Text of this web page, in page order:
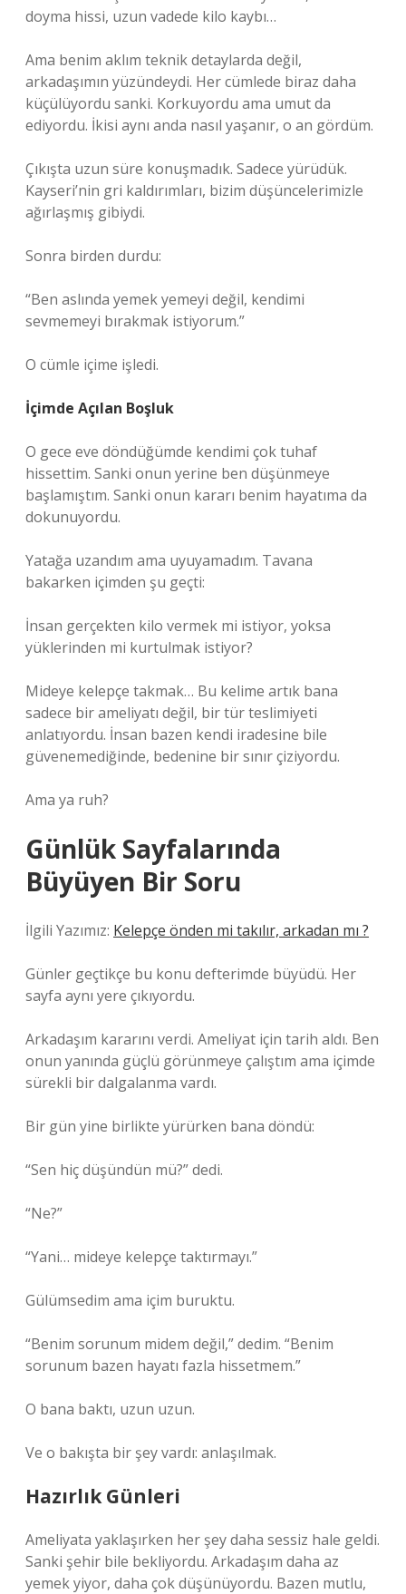
doyma hissi, uzun vadede kilo kaybı…
Ama benim aklım teknik detaylarda değil,
arkadaşımın yüzündeydi. Her cümlede biraz daha
küçülüyordu sanki. Korkuyordu ama umut da
ediyordu. İkisi aynı anda nasıl yaşanır, o an gördüm.
Çıkışta uzun süre konuşmadık. Sadece yürüdük.
Kayseri’nin gri kaldırımları, bizim düşüncelerimizle
ağırlaşmış gibiydi.
Sonra birden durdu:
“Ben aslında yemek yemeyi değil, kendimi
sevmemeyi bırakmak istiyorum.”
O cümle içime işledi.
İçimde Açılan Boşluk
O gece eve döndüğümde kendimi çok tuhaf
hissettim. Sanki onun yerine ben düşünmeye
başlamıştım. Sanki onun kararı benim hayatıma da
dokunuyordu.
Yatağa uzandım ama uyuyamadım. Tavana
bakarken içimden şu geçti:
İnsan gerçekten kilo vermek mi istiyor, yoksa
yüklerinden mi kurtulmak istiyor?
Mideye kelepçe takmak… Bu kelime artık bana
sadece bir ameliyatı değil, bir tür teslimiyeti
anlatıyordu. İnsan bazen kendi iradesine bile
güvenemediğinde, bedenine bir sınır çiziyordu.
Ama ya ruh?
Günlük Sayfalarında
Büyüyen Bir Soru
İlgili Yazımız: Kelepçe önden mi takılır, arkadan mı ?
Günler geçtikçe bu konu defterimde büyüdü. Her
sayfa aynı yere çıkıyordu.
Arkadaşım kararını verdi. Ameliyat için tarih aldı. Ben
onun yanında güçlü görünmeye çalıştım ama içimde
sürekli bir dalgalanma vardı.
Bir gün yine birlikte yürürken bana döndü:
“Sen hiç düşündün mü?” dedi.
“Ne?”
“Yani… mideye kelepçe taktırmayı.”
Gülümsedim ama içim buruktu.
“Benim sorunum midem değil,” dedim. “Benim
sorunum bazen hayatı fazla hissetmem.”
O bana baktı, uzun uzun.
Ve o bakışta bir şey vardı: anlaşılmak.
Hazırlık Günleri
Ameliyata yaklaşırken her şey daha sessiz hale geldi.
Sanki şehir bile bekliyordu. Arkadaşım daha az
yemek yiyor, daha çok düşünüyordu. Bazen mutlu,